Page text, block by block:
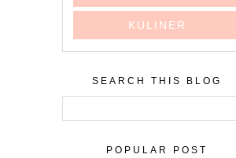
KULINER
SEARCH THIS BLOG
POPULAR POST